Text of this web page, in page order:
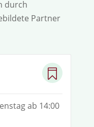
durch
Partner

ab 14:00